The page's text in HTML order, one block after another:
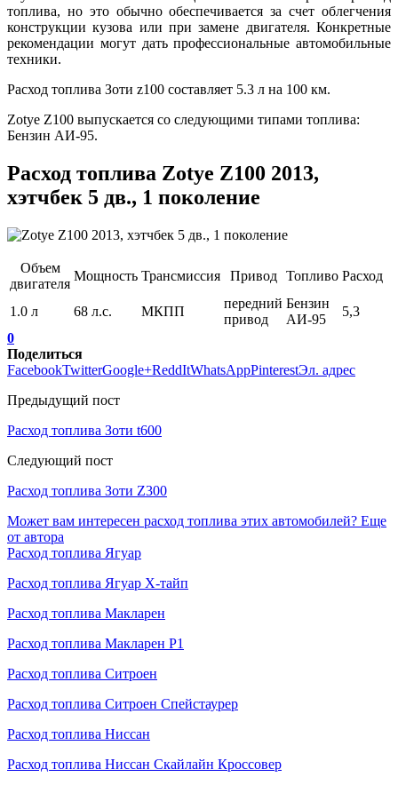
топлива, но это обычно обеспечивается за счет облегчения
конструкции кузова или при замене двигателя. Конкретные
рекомендации могут дать профессиональные автомобильные
техники.
Расход топлива Зоти z100 составляет 5.3 л на 100 км.
Zotye Z100 выпускается со следующими типами топлива:
Бензин АИ-95.
Расход топлива Zotye Z100 2013,
хэтчбек 5 дв., 1 поколение
Объем
двигателя
Мощность Трансмиссия Привод Топливо Расход
1.0 л 68 л.с. МКПП
передний
привод
Бензин
АИ-95
5,3
0
Поделиться
FacebookTwitterGoogle+ReddItWhatsAppPinterestЭл. адрес
Предыдущий пост
Расход топлива Зоти t600
Следующий пост
Расход топлива Зоти Z300
Может вам интересен расход топлива этих автомобилей? Еще
от автора
Расход топлива Ягуар
Расход топлива Ягуар Х-тайп
Расход топлива Макларен
Расход топлива Макларен P1
Расход топлива Ситроен
Расход топлива Ситроен Спейстаурер
Расход топлива Ниссан
Расход топлива Ниссан Скайлайн Кроссовер